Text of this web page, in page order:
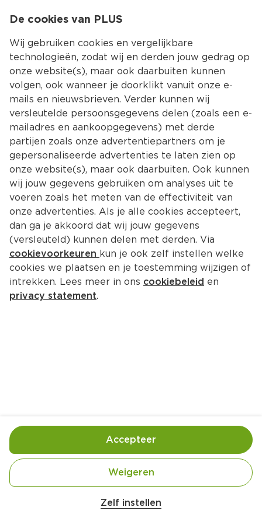
Kies jouw
Terug Producten
Tony's Chocolonely Kerst
uitdeelzak
Tony's Chocolonely - samen maken we een einde
aan uitbuiting in cacao.
Bij Tony's willen we een einde maken aan uitbuiting
De cookies van PLUS
Wij gebruiken cookies en vergelijkbare
technologieën, zodat wij en derden jouw gedrag op
onze website(s), maar ook daarbuiten kunnen
volgen, ook wanneer je doorklikt vanuit onze e-
mails en nieuwsbrieven. Verder kunnen wij
versleutelde persoonsgegevens delen (zoals een e-
mailadres en aankoopgegevens) met derde
partijen zoals onze advertentiepartners om je
gepersonaliseerde advertenties te laten zien op
onze website(s), maar ook daarbuiten. Ook kunnen
wij jouw gegevens gebruiken om analyses uit te
voeren zoals het meten van de effectiviteit van
onze advertenties. Als je alle cookies accepteert,
dan ga je akkoord dat wij jouw gegevens
(versleuteld) kunnen delen met derden. Via
cookievoorkeuren kun je ook zelf instellen welke
cookies we plaatsen en je toestemming wijzigen of
intrekken. Lees meer in ons cookiebeleid en
privacy statement.
Zelf instellen
Weigeren
Accepteer